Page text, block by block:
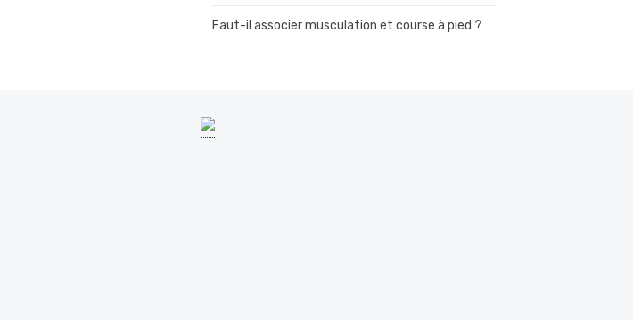
Faut-il associer musculation et course à pied ?